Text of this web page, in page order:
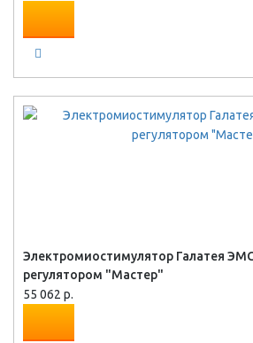
Электромиостимулятор Галатея
регулятором "Мастер"
55 062 р.